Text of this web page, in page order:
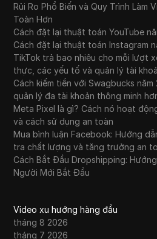
Rủi Ro Phổ Biến và Quy Trình Làm
Toàn Hơn
Cách đặt lại thuật toán YouTube
Cách đặt lại thuật toán Instagram
TikTok trả bao nhiêu cho mỗi lượt
thực, các yếu tố và quản lý tài
Cách kiếm tiền với Swagbucks
quản lý đa tài khoản thông minh
Meta Pixel là gì? Cách nó hoạt
và cách sử dụng an toàn
Mua bình luận Facebook: Hướng
tra chất lượng và tăng trưởng an
Cách Bắt Đầu Dropshipping:
Người Mới Bắt Đầu
Video xu hướng hàng đầu
tháng 8 2026
tháng 7 2026